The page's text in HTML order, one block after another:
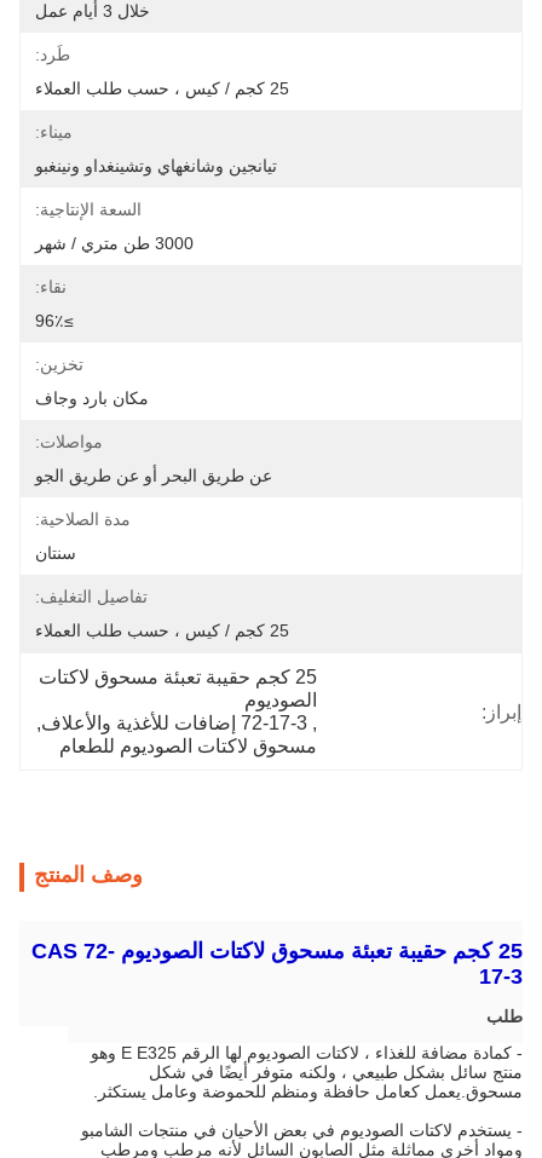
خلال 3 أيام عمل
طَرد:
25 كجم / كيس ، حسب طلب العملاء
ميناء:
تيانجين وشانغهاي وتشينغداو ونينغبو
السعة الإنتاجية:
3000 طن متري / شهر
نقاء:
≥96٪
تخزين:
مكان بارد وجاف
مواصلات:
عن طريق البحر أو عن طريق الجو
مدة الصلاحية:
سنتان
تفاصيل التغليف:
25 كجم / كيس ، حسب طلب العملاء
إبراز:
25 كجم حقيبة تعبئة مسحوق لاكتات
الصوديوم
, 72-17-3 إضافات للأغذية والأعلاف
,
مسحوق لاكتات الصوديوم للطعام
وصف المنتج
25 كجم حقيبة تعبئة مسحوق لاكتات الصوديوم CAS 72-
17-3
طلب
- كمادة مضافة للغذاء ، لاكتات الصوديوم لها الرقم E E325 وهو
منتج سائل بشكل طبيعي ، ولكنه متوفر أيضًا في شكل
مسحوق.يعمل كعامل حافظة ومنظم للحموضة وعامل يستكثر.
- يستخدم لاكتات الصوديوم في بعض الأحيان في منتجات الشامبو
ومواد أخرى مماثلة مثل الصابون السائل لأنه مرطب ومرطب